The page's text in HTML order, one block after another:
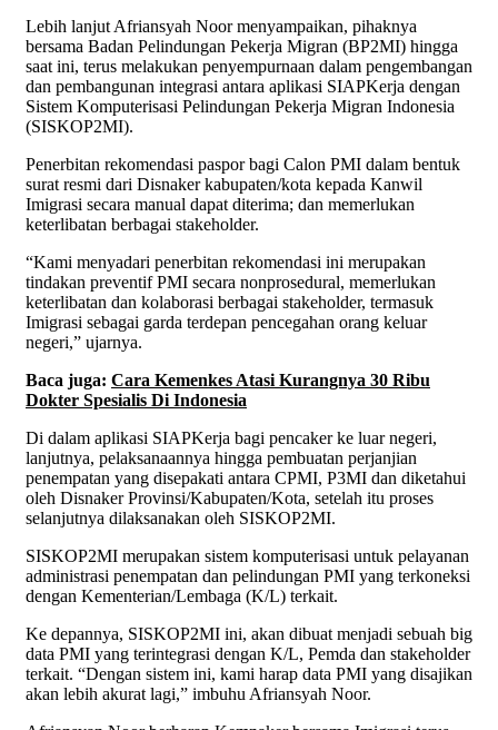
Lebih lanjut Afriansyah Noor menyampaikan, pihaknya
bersama Badan Pelindungan Pekerja Migran (BP2MI) hingga
saat ini, terus melakukan penyempurnaan dalam pengembangan
dan pembangunan integrasi antara aplikasi SIAPKerja dengan
Sistem Komputerisasi Pelindungan Pekerja Migran Indonesia
(SISKOP2MI).
Penerbitan rekomendasi paspor bagi Calon PMI dalam bentuk
surat resmi dari Disnaker kabupaten/kota kepada Kanwil
Imigrasi secara manual dapat diterima; dan memerlukan
keterlibatan berbagai stakeholder.
“Kami menyadari penerbitan rekomendasi ini merupakan
tindakan preventif PMI secara nonprosedural, memerlukan
keterlibatan dan kolaborasi berbagai stakeholder, termasuk
Imigrasi sebagai garda terdepan pencegahan orang keluar
negeri,” ujarnya.
Baca juga: Cara Kemenkes Atasi Kurangnya 30 Ribu
Dokter Spesialis Di Indonesia
Di dalam aplikasi SIAPKerja bagi pencaker ke luar negeri,
lanjutnya, pelaksanaannya hingga pembuatan perjanjian
penempatan yang disepakati antara CPMI, P3MI dan diketahui
oleh Disnaker Provinsi/Kabupaten/Kota, setelah itu proses
selanjutnya dilaksanakan oleh SISKOP2MI.
SISKOP2MI merupakan sistem komputerisasi untuk pelayanan
administrasi penempatan dan pelindungan PMI yang terkoneksi
dengan Kementerian/Lembaga (K/L) terkait.
Ke depannya, SISKOP2MI ini, akan dibuat menjadi sebuah big
data PMI yang terintegrasi dengan K/L, Pemda dan stakeholder
terkait. “Dengan sistem ini, kami harap data PMI yang disajikan
akan lebih akurat lagi,” imbuhu Afriansyah Noor.